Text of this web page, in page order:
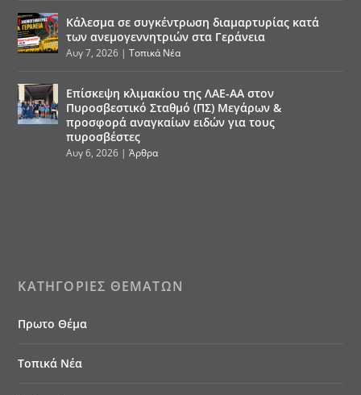
Κάλεσμα σε συγκέντρωση διαμαρτυρίας κατά
των ανεμογεννητριών στα Γεράνεια
Αυγ 7, 2026 |Τοπικά Νέα
Επίσκεψη κλιμακίου της ΛΑΕ-ΑΑ στον
Πυροσβεστικό Σταθμό (ΠΣ) Μεγάρων &
προσφορά αναγκαίων ειδών για τους
πυροσβέστες
Αυγ 6, 2026 |Άρθρα
ΚΑΤΗΓΟΡΊΕΣ ΘΕΜΆΤΩΝ
Πρωτο Θέμα
Τοπικά Νέα